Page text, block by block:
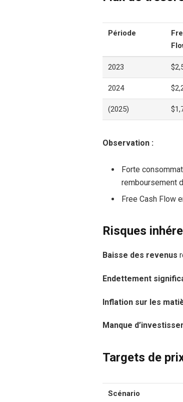
Période
2023
2024
(2025)
Observation :
Forte
remboursement
Free Cash Flow
Risques
Baisse des revenus
Endettement
Inflation sur les
Manque
Targets de
Scénario